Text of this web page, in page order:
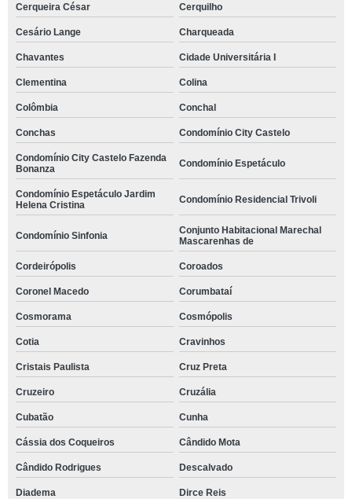
Cerqueira César Cerquilho
Cesário Lange Charqueada
Chavantes Cidade Universitária I
Clementina Colina
Colômbia Conchal
Conchas Condomínio City Castelo
Condomínio City Castelo Fazenda
Bonanza
Condomínio Espetáculo
Condomínio Espetáculo Jardim
Helena Cristina
Condomínio Residencial Trivoli
Condomínio Sinfonia
Conjunto Habitacional Marechal
Mascarenhas de
Cordeirópolis Coroados
Coronel Macedo Corumbataí
Cosmorama Cosmópolis
Cotia Cravinhos
Cristais Paulista Cruz Preta
Cruzeiro Cruzália
Cubatão Cunha
Cássia dos Coqueiros Cândido Mota
Cândido Rodrigues Descalvado
Diadema Dirce Reis